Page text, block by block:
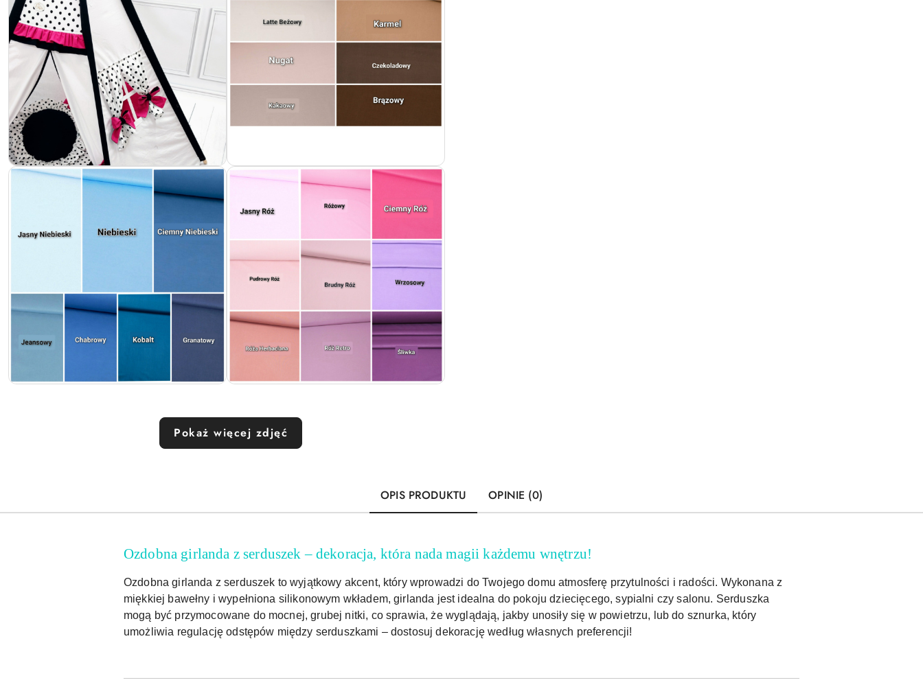
Pokaż więcej zdjęć
OPIS PRODUKTU OPINIE (0)
Ozdobna girlanda z serduszek – dekoracja, która nada magii każdemu wnętrzu!
Ozdobna girlanda z serduszek to wyjątkowy akcent, który wprowadzi do Twojego domu atmosferę przytulności i radości. Wykonana z
miękkiej bawełny i wypełniona silikonowym wkładem, girlanda jest idealna do pokoju dziecięcego, sypialni czy salonu. Serduszka
mogą być przymocowane do mocnej, grubej nitki, co sprawia, że wyglądają, jakby unosiły się w powietrzu, lub do sznurka, który
umożliwia regulację odstępów między serduszkami – dostosuj dekorację według własnych preferencji!